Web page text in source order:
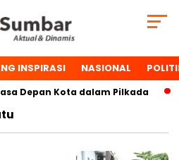
INSPIRASI NASIONAL
Depan Kota dalam Pilkada